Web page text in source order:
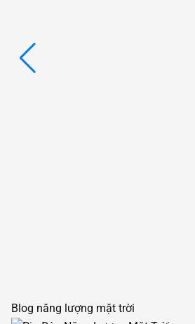
Blog năng lượng mặt trời